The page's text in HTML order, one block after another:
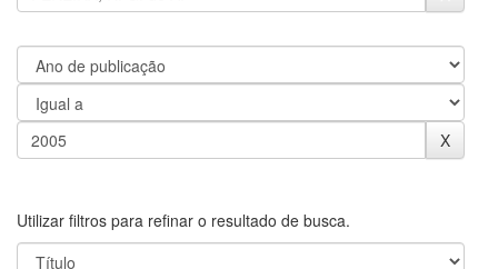
Utilizar filtros para refinar o resultado de busca.